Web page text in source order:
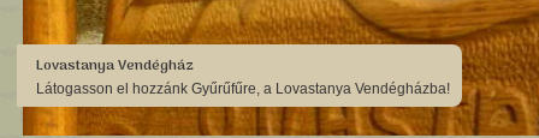
Lovastanya Vendégház
Látogasson el hozzánk Gyűrűfűre, a Lovastanya Vendégházba!